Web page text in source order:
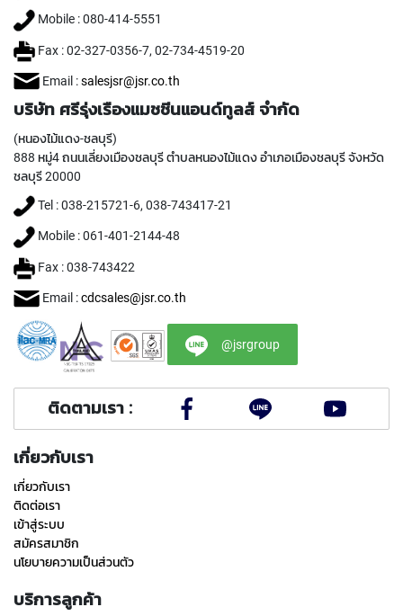
M
W
S
I
R
A
P
I
T
E
T
A
P
Y
A
A
W
f
o
t
Mobile : 080-414-5551
Fax : 02-327-0356-7, 02-734-4519-20
Email :salesjsr@jsr.co.th
บริษัท ศรีรุ่งเรืองแมชชีนแอนด์ทูลส์ จำกัด
(หนองไม้แดง-ชลบุรี)
888 หมู่4 ถนนเลี่ยงเมืองชลบุรี ตำบลหนองไม้แดง อำเภอเมืองชลบุรี จังหวัด
ชลบุรี 20000
Tel : 038-215721-6, 038-743417-21
Mobile : 061-401-2144-48
Fax : 038-743422
Email :cdcsales@jsr.co.th
@jsrgroup
ติดตามเรา :
เกี่ยวกับเรา
เกี่ยวกับเรา
ติดต่อเรา
เข้าสู่ระบบ
สมัครสมาชิก
นโยบายความเป็นส่วนตัว
บริการลูกค้า